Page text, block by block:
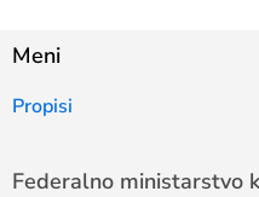
Meni
Propisi
Federalno ministarstvo